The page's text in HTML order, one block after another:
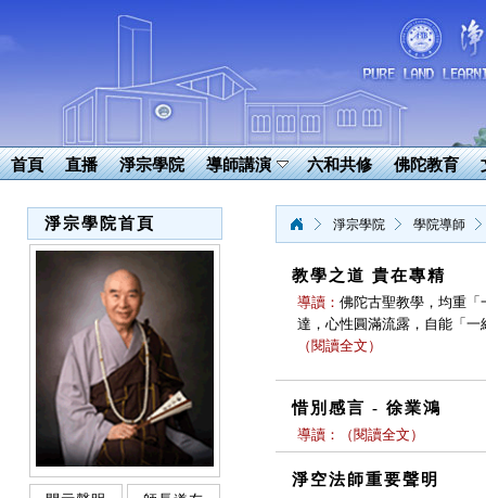
首頁 直播 淨宗學院 導師講演 六和共修 佛陀教育
淨宗學院首頁 淨宗學院 學院導師
教學之道 貴在專精
導讀： 佛陀古聖教學，均重
達，心性圓滿流露，自能「
（ 閱讀全文 ）
惜別感言 - 徐業鴻
導讀： （ 閱讀全文 ）
淨空法師重要聲明